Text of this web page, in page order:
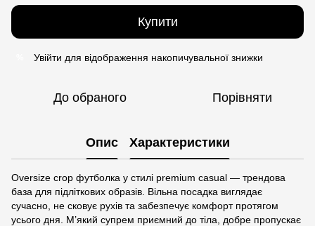
Купити
Увійти для відображення накопичувальної знижки
До обраного Порівняти
Опис Характеристики
Oversize crop футболка у стилі premium casual — трендова
база для підліткових образів. Вільна посадка виглядає
сучасно, не сковує рухів та забезпечує комфорт протягом
усього дня. М’який супрем приємний до тіла, добре пропускає